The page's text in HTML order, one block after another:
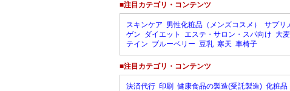
■注目カテゴリ・コンテンツ
スキンケア 男性化粧品（メンズコスメ） サプリ
ゲン ダイエット エステ・サロン・スパ向け 大
テイン ブルーベリー 豆乳 寒天 車椅子
■注目カテゴリ・コンテンツ
決済代行 印刷 健康食品の製造(受託製造) 化粧品